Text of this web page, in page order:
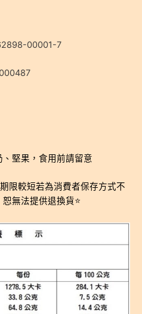
00001-7
堅果，食用前請留意
限較短若為消費者保存方式不
無法提供退換貨⭐️